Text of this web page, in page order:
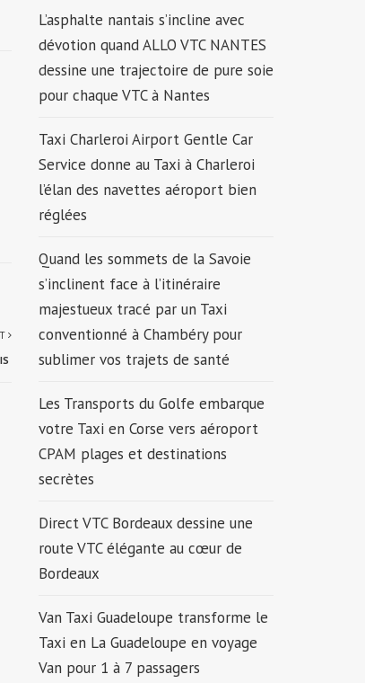
L’asphalte nantais s’incline avec
dévotion quand ALLO VTC NANTES
dessine une trajectoire de pure soie
pour chaque VTC à Nantes
Taxi Charleroi Airport Gentle Car
Service donne au Taxi à Charleroi
l’élan des navettes aéroport bien
réglées
Quand les sommets de la Savoie
s’inclinent face à l’itinéraire
majestueux tracé par un Taxi
conventionné à Chambéry pour
sublimer vos trajets de santé
Les Transports du Golfe embarque
votre Taxi en Corse vers aéroport
CPAM plages et destinations
secrètes
Direct VTC Bordeaux dessine une
route VTC élégante au cœur de
Bordeaux
Van Taxi Guadeloupe transforme le
Taxi en La Guadeloupe en voyage
Van pour 1 à 7 passagers